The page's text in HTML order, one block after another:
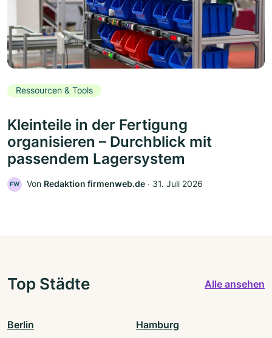
Ressourcen & Tools
Kleinteile in der Fertigung
organisieren – Durchblick mit
passendem Lagersystem
FW Von Redaktion firmenweb.de ‧ 31. Juli 2026
Top Städte Alle ansehen
Berlin Hamburg